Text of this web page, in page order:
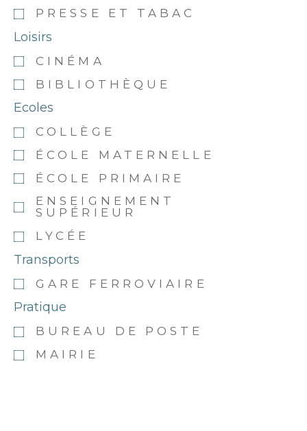
PRESSE ET TABAC
Loisirs
CINÉMA
BIBLIOTHÈQUE
Ecoles
COLLÈGE
ÉCOLE MATERNELLE
ÉCOLE PRIMAIRE
ENSEIGNEMENT
SUPÉRIEUR
LYCÉE
Transports
GARE FERROVIAIRE
Pratique
BUREAU DE POSTE
MAIRIE